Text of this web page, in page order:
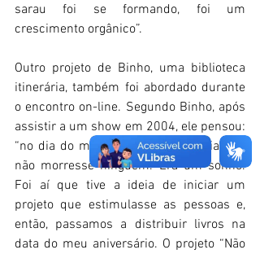
sarau foi se formando, foi um
crescimento orgânico”.
Outro projeto de Binho, uma biblioteca
itinerária, também foi abordado durante
o encontro on-line. Segundo Binho, após
assistir a um show em 2004, ele pensou:
“no dia do meu aniversário gostaria que
não morresse ninguém. Era um sonho.
Foi aí que tive a ideia de iniciar um
projeto que estimulasse as pessoas e,
então, passamos a distribuir livros na
data do meu aniversário. O projeto “Não